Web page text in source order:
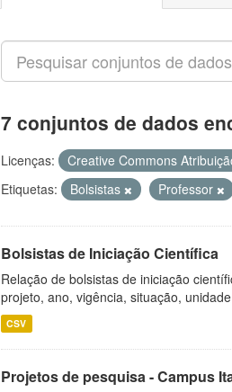
7 conjuntos de dados
Licenças: Creative Commons
Etiquetas:
Bolsistas Professor
Bolsistas de Iniciação Científica
Relação de bolsistas de iniciação
projeto, ano, vigência, situação,
CSV
Projetos de pesquisa - Campus